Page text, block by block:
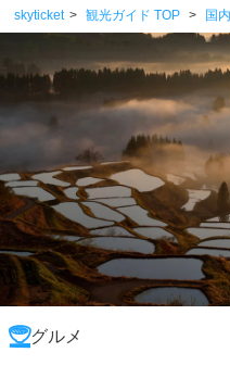
skyticket 観光ガイド TOP 国内
グルメ